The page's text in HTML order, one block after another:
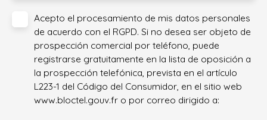
Acepto el procesamiento de mis datos personales
de acuerdo con el RGPD. Si no desea ser objeto de
prospección comercial por teléfono, puede
registrarse gratuitamente en la lista de oposición a
la prospección telefónica, prevista en el artículo
L223-1 del Código del Consumidor, en el sitio web
www.bloctel.gouv.fr o por correo dirigido a: